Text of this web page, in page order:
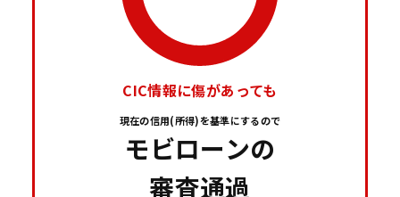
CIC情報に傷があっても
現在の信用(所得)を基準にするので
モビローンの
審査通過